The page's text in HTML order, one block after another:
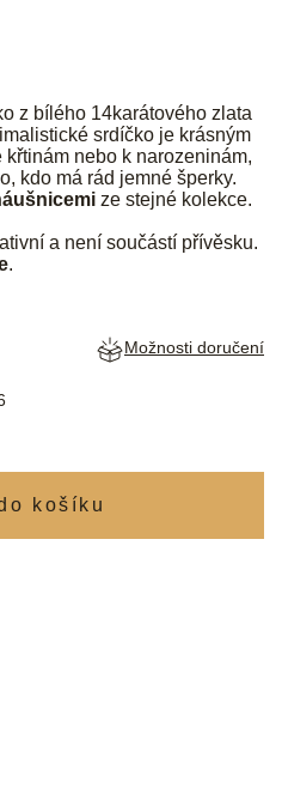
z bílého 14karátového zlata
srdíčko je krásným
nebo k narozeninám,
kdo má rád jemné šperky.
ze stejné kolekce.
a není součástí přívěsku.
.
Možnosti doručení